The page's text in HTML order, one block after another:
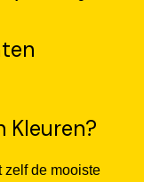
Kleuren?
de mooiste